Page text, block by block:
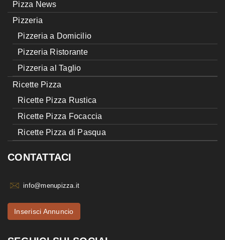
Pizza News
Pizzeria
Pizzeria a Domicilio
Pizzeria Ristorante
Pizzeria al Taglio
Ricette Pizza
Ricette Pizza Rustica
Ricette Pizza Focaccia
Ricette Pizza di Pasqua
CONTATTACI
info@menupizza.it
Inserisci Annuncio